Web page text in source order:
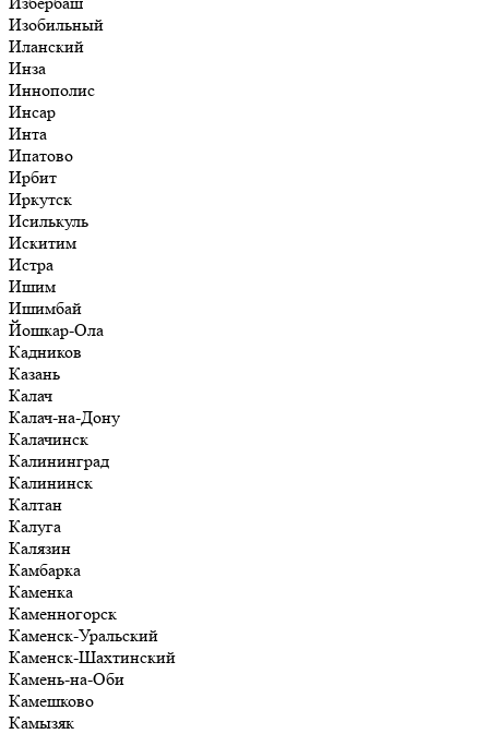
Изобильный
Иланский
Инза
Иннополис
Инсар
Инта
Ипатово
Ирбит
Иркутск
Исилькуль
Искитим
Истра
Ишим
Ишимбай
Йошкар-Ола
Кадников
Казань
Калач
Калач-на-Дону
Калачинск
Калининград
Калининск
Калтан
Калуга
Калязин
Камбарка
Каменка
Каменногорск
Каменск-Уральский
Каменск-Шахтинский
Камень-на-Оби
Камешково
Камызяк